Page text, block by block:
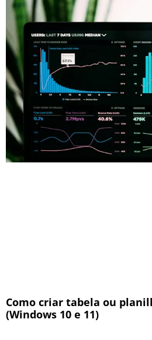
Como criar tabela ou
(Windows 10 e 11)